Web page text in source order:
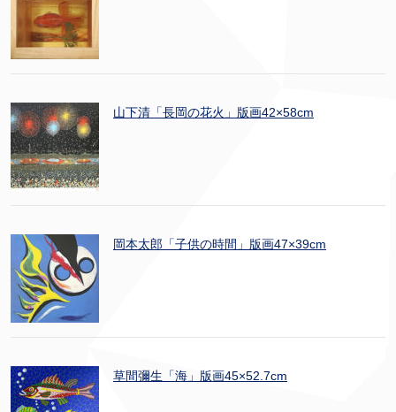
山下清「長岡の花火」版画42×58cm
岡本太郎「子供の時間」版画47×39cm
草間彌生「海」版画45×52.7cm